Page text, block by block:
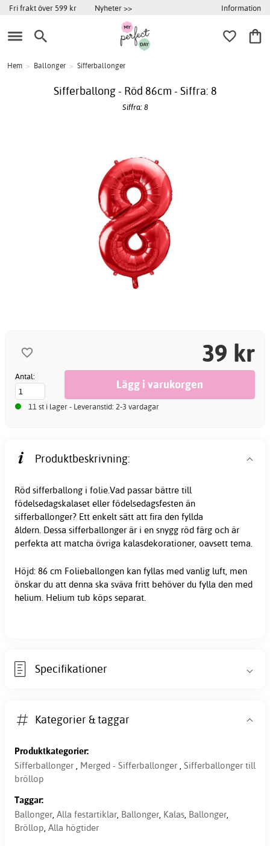
Fri frakt över 599 kr Nyheter >> Information
Hem > Ballonger > Sifferballonger
Sifferballong - Röd 86cm - Siffra: 8
Siffra: 8
39 kr
Antal:
11 st i lager - Leveranstid: 2-3 vardagar
Produktbeskrivning:
Röd sifferballong i folie.Vad passar bättre till
födelsedagskalaset eller födelsedagsfesten än
sifferballonger? Ett enkelt sätt att fira den fyllda
åldern. Dessa sifferballonger är i en snygg röd färg och är
perfekta att matcha övriga kalasdekorationer, oavsett tema.
Höjd: 86 cm Folieballongen kan fyllas med vanlig luft, men
önskar du att denna ska sväva fritt behöver du fylla den med
helium. Helium tub köps separat.
Specifikationer
Kategorier & taggar
Produktkategorier:
Sifferballonger , Merged - Sifferballonger , Sifferballonger till
bröllop
Taggar:
Ballonger, Alla festartiklar, Ballonger, Kalas, Ballonger,
Bröllop, Alla högtider